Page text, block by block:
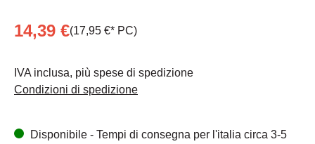
14,39 €(17,95 €* PC)
IVA inclusa, più spese di spedizione
Condizioni di spedizione
Disponibile - Tempi di consegna per l'italia circa 3-5